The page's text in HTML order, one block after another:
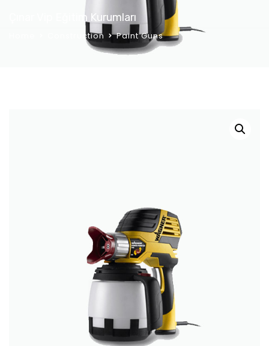
Çınar Vip Eğitim Kurumları
Construction Paint Guns